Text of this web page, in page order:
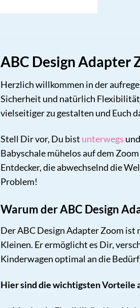
ABC Design Adapter
Herzlich willkommen in der
Sicherheit und natürlich Flexibilität
vielseitiger zu gestalten und Euch
Stell Dir vor, Du bist unterwegs
Babyschale mühelos auf dem
Entdecker, die abwechselnd die
Problem!
Warum der ABC Design
Der ABC Design Adapter Zoom
Kleinen. Er ermöglicht es Dir,
Kinderwagen optimal an die
Hier sind die wichtigsten Vorteile